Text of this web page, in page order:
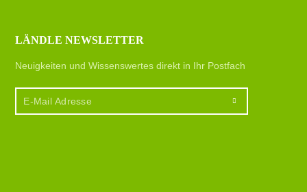
LÄNDLE NEWSLETTER
Neuigkeiten und Wissenswertes direkt in Ihr Postfach